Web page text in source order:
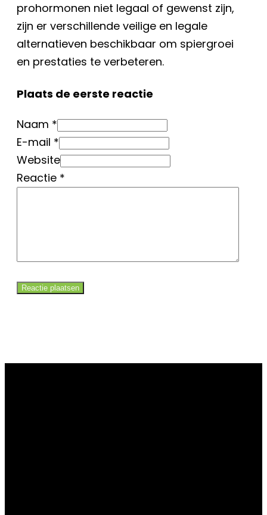
prohormonen niet legaal of gewenst zijn,
zijn er verschillende veilige en legale
alternatieven beschikbaar om spiergroei
en prestaties te verbeteren.
Plaats de eerste reactie
Naam *
E-mail *
Website
Reactie *